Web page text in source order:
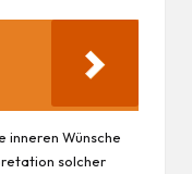
inneren Wünsche
solcher